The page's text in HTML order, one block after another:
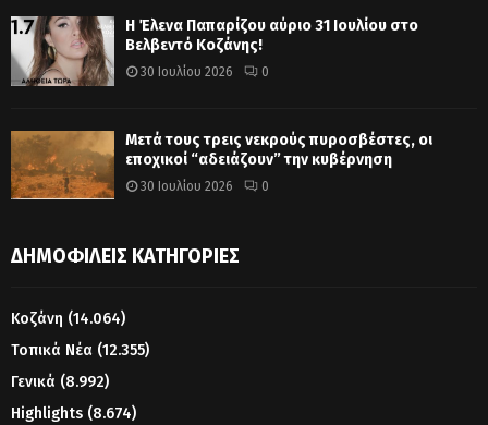
Η Έλενα Παπαρίζου αύριο 31 Ιουλίου στο
Βελβεντό Κοζάνης!
30 Ιουλίου 2026 0
Μετά τους τρεις νεκρούς πυροσβέστες, οι
εποχικοί “αδειάζουν” την κυβέρνηση
30 Ιουλίου 2026 0
ΔΗΜΟΦΙΛΕΊΣ ΚΑΤΗΓΟΡΊΕΣ
Κοζάνη (14.064)
Τοπικά Νέα (12.355)
Γενικά (8.992)
Highlights (8.674)